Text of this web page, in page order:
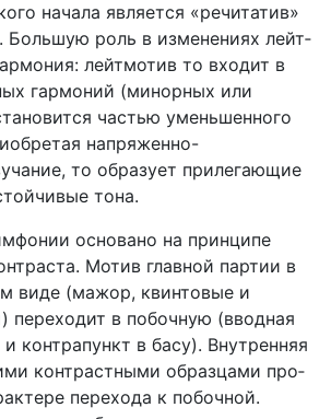
начала является «ре­читатив»
Большую роль в изменениях лейт­
лейтмотив то входит в
гармоний (минорных или
частью уменьшенного
напряженно-
то образует прилегающие
тона.
основано на принципе
Мотив главной партии в
виде (мажор, квинтовые и
переходит в по­бочную (вводная
контрапункт в басу). Внутренняя
контрастными образцами про­
перехода к побочной.